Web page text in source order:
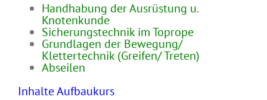
Handhabung der Ausrüstung u.
Knotenkunde
Sicherungstechnik im Toprope
Grundlagen der Bewegung/
Klettertechnik (Greifen/ Treten)
Abseilen
Inhalte Aufbaukurs